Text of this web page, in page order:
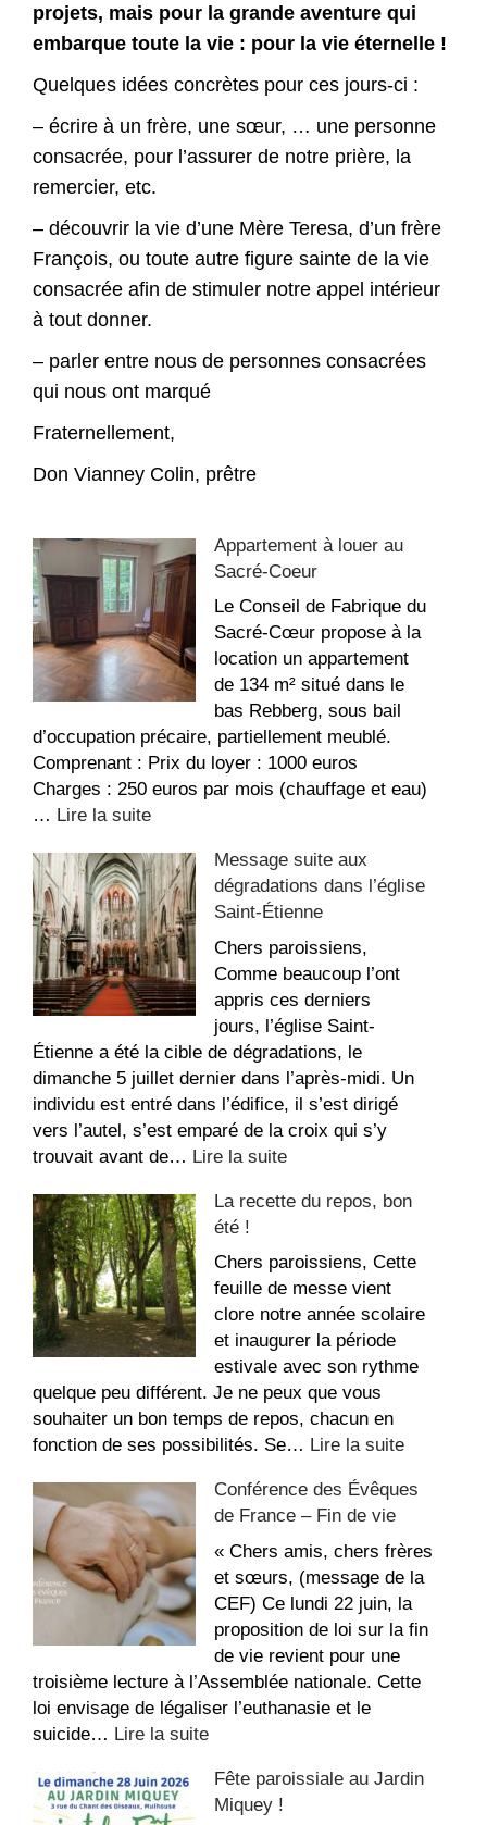
projets, mais pour la grande aventure qui
embarque toute la vie : pour la vie éternelle !
Quelques idées concrètes pour ces jours-ci :
– écrire à un frère, une sœur, … une personne
consacrée, pour l’assurer de notre prière, la
remercier, etc.
– découvrir la vie d’une Mère Teresa, d’un frère
François, ou toute autre figure sainte de la vie
consacrée afin de stimuler notre appel intérieur
à tout donner.
– parler entre nous de personnes consacrées
qui nous ont marqué
Fraternellement,
Don Vianney Colin, prêtre
Appartement à louer au
Sacré-Coeur
Le Conseil de Fabrique du
Sacré-Cœur propose à la
location un appartement
de 134 m² situé dans le
bas Rebberg, sous bail
d’occupation précaire, partiellement meublé.
Comprenant : Prix du loyer : 1000 euros
Charges : 250 euros par mois (chauffage et eau)
… Lire la suite:
à
louer
au
Sacré-
Coeur
Message suite aux
dégradations dans l’église
Saint-Étienne
Chers paroissiens,
Comme beaucoup l’ont
appris ces derniers
jours, l’église Saint-
Étienne a été la cible de dégradations, le
dimanche 5 juillet dernier dans l’après-midi. Un
individu est entré dans l’édifice, il s’est dirigé
vers l’autel, s’est emparé de la croix qui s’y
trouvait avant de… Lire la suite:
suite
dégradations
dans
l’église
Saint-
Étienne
La recette du repos, bon
été !
Chers paroissiens, Cette
feuille de messe vient
clore notre année scolaire
et inaugurer la période
estivale avec son rythme
quelque peu différent. Je ne peux que vous
souhaiter un bon temps de repos, chacun en
fonction de ses possibilités. Se… Lire la suite:
recette
repos,
bon
été
Conférence des Évêques
de France – Fin de vie
« Chers amis, chers frères
et sœurs, (message de la
CEF) Ce lundi 22 juin, la
proposition de loi sur la fin
de vie revient pour une
troisième lecture à l’Assemblée nationale. Cette
loi envisage de légaliser l’euthanasie et le
suicide… Lire la suite:
des
Évêques
Fête paroissiale au Jardin
Miquey !